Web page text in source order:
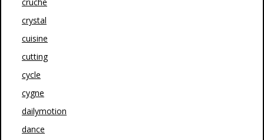
crystal
cuisine
cutting
cycle
cygne
dailymotion
dance